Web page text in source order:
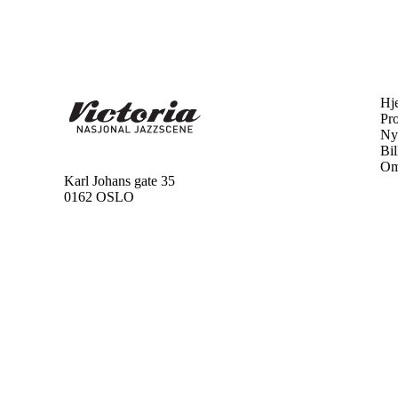
Karl Johans gate 35
0162 OSLO